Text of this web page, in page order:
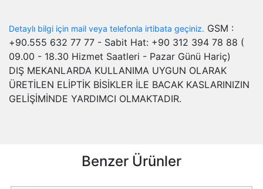
Detaylı bilgi için mail veya telefonla irtibata geçiniz. GSM :
+90.555 632 77 77 - Sabit Hat: +90 312 394 78 88 (
09.00 - 18.30 Hizmet Saatleri - Pazar Günü Hariç)
DIŞ MEKANLARDA KULLANIMA UYGUN OLARAK
ÜRETİLEN ELİPTİK BİSİKLER İLE BACAK KASLARINIZIN
GELİŞİMİNDE YARDIMCI OLMAKTADIR.
Benzer Ürünler